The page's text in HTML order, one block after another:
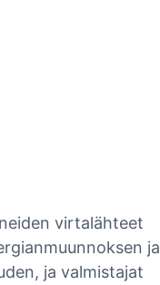
virtalähteet
ja
ja valmistajat